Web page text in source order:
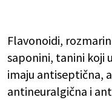
Flavonoidi,
saponini, tanini koji
imaju antiseptična,
antineuralgična i